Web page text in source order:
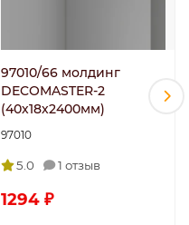
97010/66 молдинг
DECOMASTER-2
(40х18х2400мм)
97010
5.0 1 отзыв
1294 ₽